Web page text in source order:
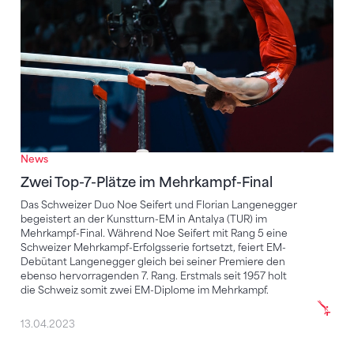
News
Zwei Top-7-Plätze im Mehrkampf-Final
Das Schweizer Duo Noe Seifert und Florian Langenegger
begeistert an der Kunstturn-EM in Antalya (TUR) im
Mehrkampf-Final. Während Noe Seifert mit Rang 5 eine
Schweizer Mehrkampf-Erfolgsserie fortsetzt, feiert EM-
Debütant Langenegger gleich bei seiner Premiere den
ebenso hervorragenden 7. Rang. Erstmals seit 1957 holt
die Schweiz somit zwei EM-Diplome im Mehrkampf.
13.04.2023